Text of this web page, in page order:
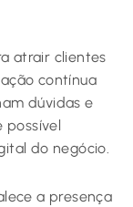
atrair clientes
contínua
dúvidas e
possível
do negócio.
a presença